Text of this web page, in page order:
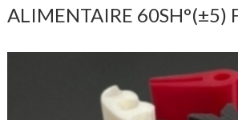
ALIMENTAIRE 60SH°(±5)